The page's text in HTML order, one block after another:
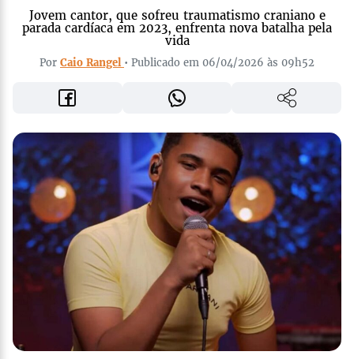
Jovem cantor, que sofreu traumatismo craniano e
parada cardíaca em 2023, enfrenta nova batalha pela
vida
Por Caio Rangel • Publicado em 06/04/2026 às 09h52